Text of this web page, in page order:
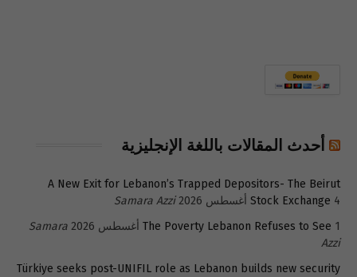
أحدث المقالات باللغة الإنجليزية
A New Exit for Lebanon’s Trapped Depositors- The Beirut
Stock Exchange 4 أغسطس 2026
Samara Azzi
The Poverty Lebanon Refuses to See 1 أغسطس 2026
Samara
Azzi
Türkiye seeks post-UNIFIL role as Lebanon builds new security